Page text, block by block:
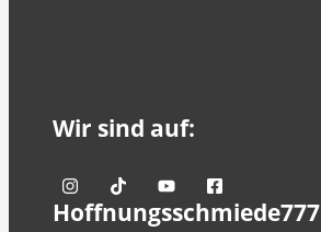
Wir sind auf:
Hoffnungsschmiede777